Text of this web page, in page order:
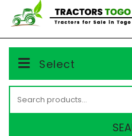
Select
for: